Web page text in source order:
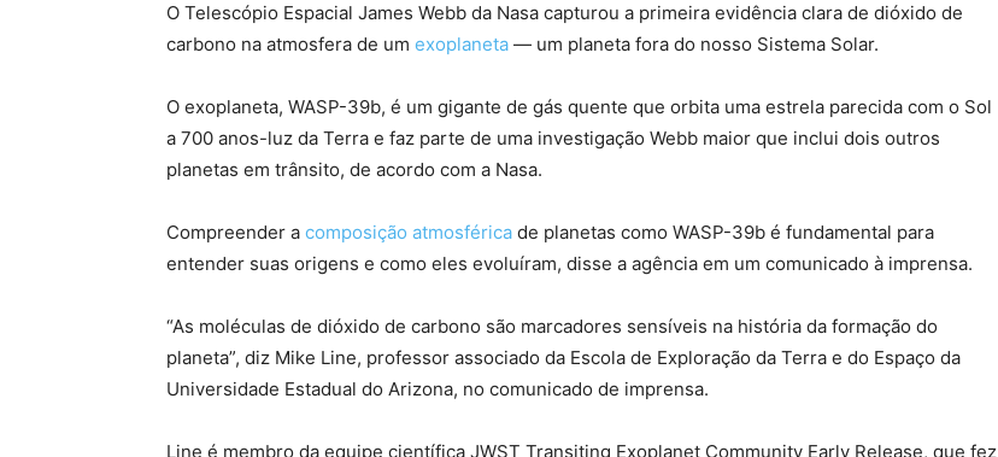
O Telescópio Espacial James Webb da Nasa capturou a primeira evidência clara de dióxido de
carbono na atmosfera de um exoplaneta — um planeta fora do nosso Sistema Solar.
O exoplaneta, WASP-39b, é um gigante de gás quente que orbita uma estrela parecida com o Sol
a 700 anos-luz da Terra e faz parte de uma investigação Webb maior que inclui dois outros
planetas em trânsito, de acordo com a Nasa.
Compreender a composição atmosférica de planetas como WASP-39b é fundamental para
entender suas origens e como eles evoluíram, disse a agência em um comunicado à imprensa.
“As moléculas de dióxido de carbono são marcadores sensíveis na história da formação do
planeta”, diz Mike Line, professor associado da Escola de Exploração da Terra e do Espaço da
Universidade Estadual do Arizona, no comunicado de imprensa.
Line é membro da equipe científica JWST Transiting Exoplanet Community Early Release, que fez